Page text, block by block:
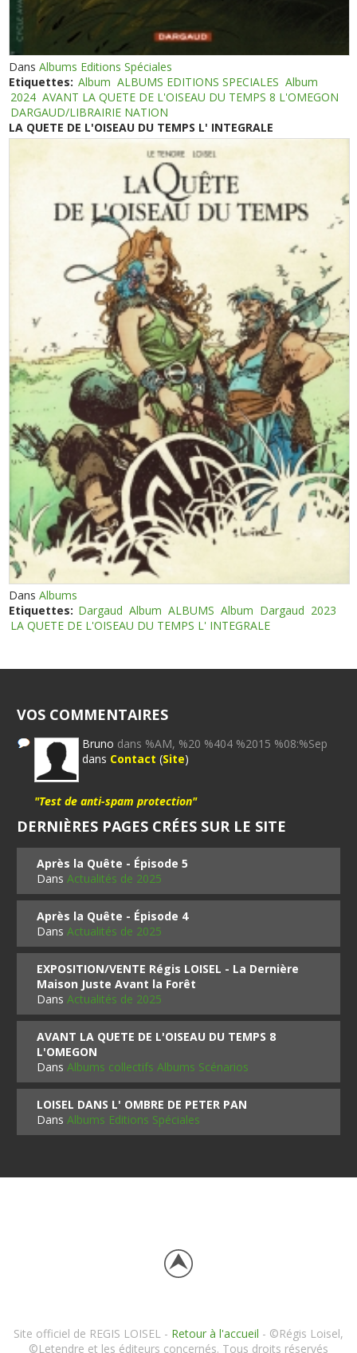
DansAlbums Editions Spéciales
Etiquettes: Album ALBUMS EDITIONS SPECIALES Album
2024 AVANT LA QUETE DE L'OISEAU DU TEMPS 8 L'OMEGON
DARGAUD/LIBRAIRIE NATION
LA QUETE DE L'OISEAU DU TEMPS L' INTEGRALE
DansAlbums
Etiquettes: Dargaud Album ALBUMS Album Dargaud 2023
LA QUETE DE L'OISEAU DU TEMPS L' INTEGRALE
VOS COMMENTAIRES
Bruno dans %AM, %20 %404 %2015 %08:%Sep
dans Contact (Site)
"Test de anti-spam protection"
DERNIÈRES PAGES CRÉES SUR LE SITE
Après la Quête - Épisode 5
DansActualités de 2025
Après la Quête - Épisode 4
DansActualités de 2025
EXPOSITION/VENTE Régis LOISEL - La Dernière
Maison Juste Avant la Forêt
DansActualités de 2025
AVANT LA QUETE DE L'OISEAU DU TEMPS 8
L'OMEGON
DansAlbums collectifs Albums Scénarios
LOISEL DANS L' OMBRE DE PETER PAN
DansAlbums Editions Spéciales
Site officiel de REGIS LOISEL - Retour à l'accueil - ©Régis Loisel,
©Letendre et les éditeurs concernés. Tous droits réservés